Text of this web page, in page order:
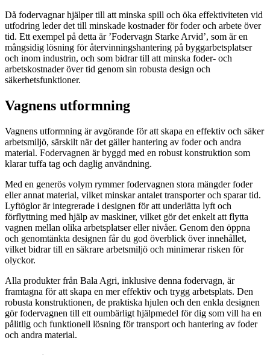
Då fodervagnar hjälper till att minska spill och öka effektiviteten vid
utfodring leder det till minskade kostnader för foder och arbete över
tid. Ett exempel på detta är ’Fodervagn Starke Arvid’, som är en
mångsidig lösning för återvinningshantering på byggarbetsplatser
och inom industrin, och som bidrar till att minska foder- och
arbetskostnader över tid genom sin robusta design och
säkerhetsfunktioner.
Vagnens utformning
Vagnens utformning är avgörande för att skapa en effektiv och säker
arbetsmiljö, särskilt när det gäller hantering av foder och andra
material. Fodervagnen är byggd med en robust konstruktion som
klarar tuffa tag och daglig användning.
Med en generös volym rymmer fodervagnen stora mängder foder
eller annat material, vilket minskar antalet transporter och sparar tid.
Lyftöglor är integrerade i designen för att underlätta lyft och
förflyttning med hjälp av maskiner, vilket gör det enkelt att flytta
vagnen mellan olika arbetsplatser eller nivåer. Genom den öppna
och genomtänkta designen får du god överblick över innehållet,
vilket bidrar till en säkrare arbetsmiljö och minimerar risken för
olyckor.
Alla produkter från Bala Agri, inklusive denna fodervagn, är
framtagna för att skapa en mer effektiv och trygg arbetsplats. Den
robusta konstruktionen, de praktiska hjulen och den enkla designen
gör fodervagnen till ett oumbärligt hjälpmedel för dig som vill ha en
pålitlig och funktionell lösning för transport och hantering av foder
och andra material.